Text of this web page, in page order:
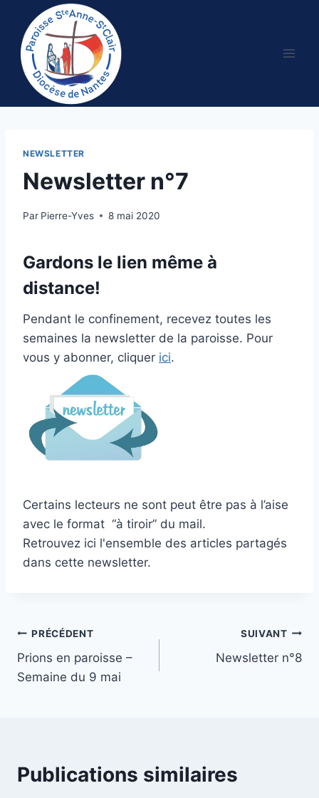
contenu
NEWSLETTER
Newsletter n°7
Par Pierre-Yves 8 mai 2020
Gardons le lien même à
distance!
Pendant le confinement, recevez toutes les
semaines la newsletter de la paroisse. Pour
vous y abonner, cliquer ici.
Certains lecteurs ne sont peut être pas à l’aise
avec le format “à tiroir” du mail.
Retrouvez ici l'ensemble des articles partagés
dans cette newsletter.
Navigation
de
PRÉCÉDENT
Prions en paroisse –
Semaine du 9 mai
SUIVANT
Newsletter n°8
Publications similaires